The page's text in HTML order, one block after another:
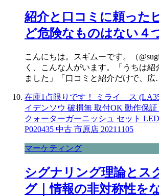
紹介と口コミに頼った
ど危険なものはない４
こんにちは。スギムーです。（
く、こんな人がいます。「うちは紹
ました」「口コミと紹介だけで、
在庫1点限りです！ ミライ―ス
イデンソウ 破損無 取付OK 動作保
クォーターガーニッシュ セット
P020435 中古 市原店 20211105
マーケティング
シグナリング理論とス
グ｜情報の非対称性を